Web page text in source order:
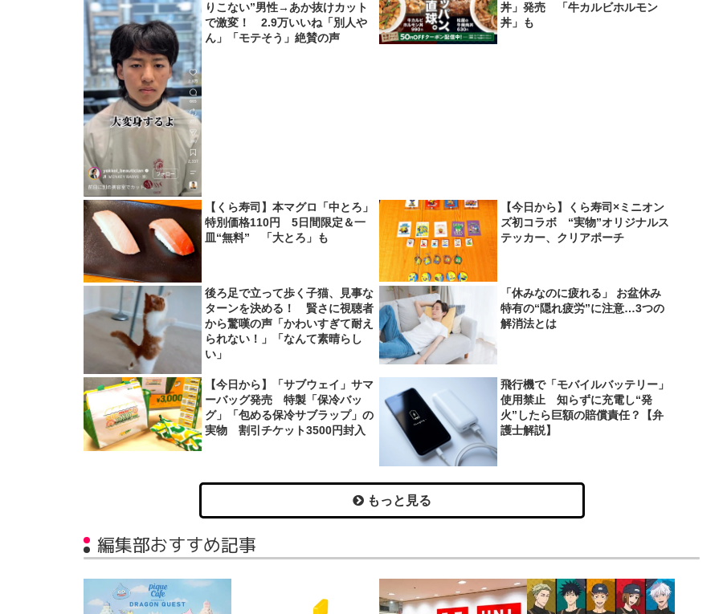
りこない”男性→あか抜けカット
で激変！ 2.9万いいね「別人や
ん」「モテそう」絶賛の声
丼」発売 「牛カルビホルモン
丼」も
【くら寿司】本マグロ「中とろ」
特別価格110円 5日間限定＆一
皿“無料” 「大とろ」も
【今日から】くら寿司×ミニオン
ズ初コラボ “実物”オリジナルス
テッカー、クリアポーチ
後ろ足で立って歩く子猫、見事な
ターンを決める！ 賢さに視聴者
から驚嘆の声「かわいすぎて耐え
られない！」「なんて素晴らし
い」
「休みなのに疲れる」 お盆休み
特有の“隠れ疲労”に注意…3つの
解消法とは
【今日から】「サブウェイ」サマ
ーバッグ発売 特製「保冷バッ
グ」「包める保冷サブラップ」の
実物 割引チケット3500円封入
飛行機で「モバイルバッテリー」
使用禁止 知らずに充電し“発
火”したら巨額の賠償責任？【弁
護士解説】
もっと見る
編集部おすすめ記事